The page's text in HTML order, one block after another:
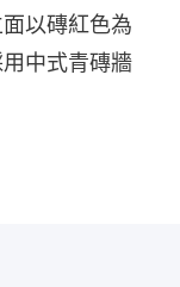
以磚紅色為
中式青磚牆